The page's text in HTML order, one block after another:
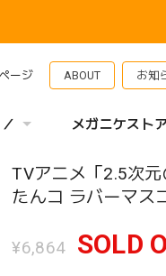
ージ ABOUT お知
メガニケスト
TVアニメ「2.5次
たんコ ラバーマス
¥6,864 SOLD